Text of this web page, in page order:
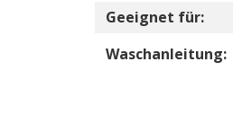
Geeignet für:
Waschanleitung: